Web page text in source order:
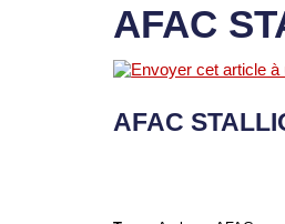
AFAC
AFAC